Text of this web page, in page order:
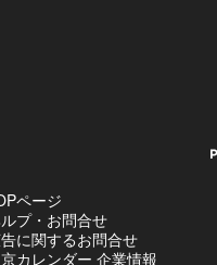
ページ
プ・お問合せ
に関するお問合せ
カレンダー 企業情報